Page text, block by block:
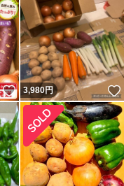
いいね！
3,980円